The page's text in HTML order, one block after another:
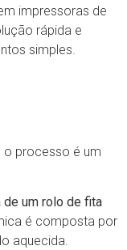
impressoras de
rápida e
simples.
, o processo é um
um rolo de fita
é composta por
aquecida.